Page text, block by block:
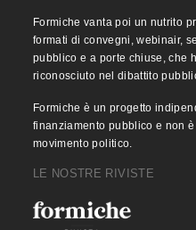
Formiche vanta poi un nutrito
formati di convegni, webinair,
pubblico e a porte chiuse, che
riconosciuto nel dibattito
Formiche è un progetto
finanziamento pubblico e non
movimento politico.
LE NOSTRE RIVISTE